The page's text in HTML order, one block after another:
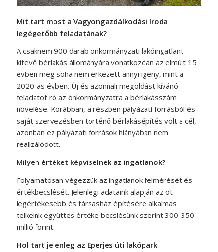
Mit tart most a Vagyongazdálkodási Iroda
legégetőbb feladatának?
A csaknem 900 darab önkormányzati lakóingatlant
kitevő bérlakás állományára vonatkozóan az elmúlt 15
évben még soha nem érkezett annyi igény, mint a
2020-as évben. Új és azonnali megoldást kívánó
feladatot ró az önkormányzatra a bérlakásszám
növelése. Korábban, a részben pályázati forrásból és
saját szervezésben történő bérlakásépítés volt a cél,
azonban ez pályázati források hiányában nem
realizálódott.
Milyen értéket képviselnek az ingatlanok?
Folyamatosan végezzük az ingatlanok felmérését és
értékbecslését. Jelenlegi adataink alapján az öt
legértékesebb és társasház építésére alkalmas
telkeink együttes értéke becslésünk szerint 300-350
millió forint.
Hol tart jelenleg az Eperjes úti lakópark